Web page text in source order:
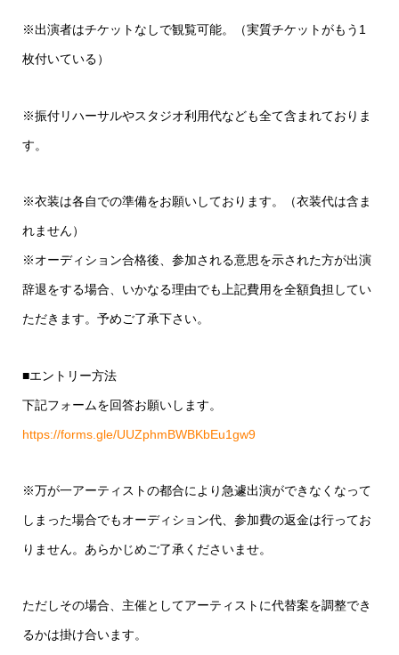
※出演者はチケットなしで観覧可能。（実質チケットがもう1
枚付いている）
※振付リハーサルやスタジオ利用代なども全て含まれておりま
す。
※衣装は各自での準備をお願いしております。（衣装代は含ま
れません）
※オーディション合格後、参加される意思を示された方が出演
辞退をする場合、いかなる理由でも上記費用を全額負担してい
ただきます。予めご了承下さい。
■エントリー方法
下記フォームを回答お願いします。
https://forms.gle/UUZphmBWBKbEu1gw9
※万が一アーティストの都合により急遽出演ができなくなって
しまった場合でもオーディション代、参加費の返金は行ってお
りません。あらかじめご了承くださいませ。
ただしその場合、主催としてアーティストに代替案を調整でき
るかは掛け合います。